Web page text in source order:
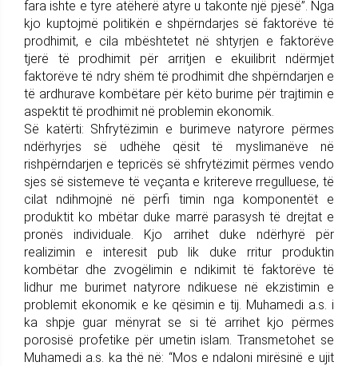
fara ishte e tyre atëherë atyre u takonte një pjesë”. Nga
kjo kuptojmë politikën e shpërndarjes së faktorëve të
prodhimit, e cila mbështetet në shtyrjen e faktorëve
tjerë të prodhimit për arritjen e ekuilibrit ndërmjet
faktorëve të ndry shëm të prodhimit dhe shpërndarjen e
të ardhurave kombëtare për këto burime për trajtimin e
aspektit të prodhimit në problemin ekonomik.
Së katërti: Shfrytëzimin e burimeve natyrore përmes
ndërhyrjes së udhëhe qësit të myslimanëve në
rishpërndarjen e tepricës së shfrytëzimit përmes vendo
sjes së sistemeve të veçanta e kritereve rregulluese, të
cilat ndihmojnë në përfi timin nga komponentët e
produktit ko mbëtar duke marrë parasysh të drejtat e
pronës individuale. Kjo arrihet duke ndërhyrë për
realizimin e interesit pub lik duke rritur produktin
kombëtar dhe zvogëlimin e ndikimit të faktorëve të
lidhur me burimet natyrore ndikuese në ekzistimin e
problemit ekonomik e ke qësimin e tij. Muhamedi a.s. i
ka shpje guar mënyrat se si të arrihet kjo përmes
porosisë profetike për umetin islam. Transmetohet se
Muhamedi a.s. ka thë në: “Mos e ndaloni mirësinë e ujit